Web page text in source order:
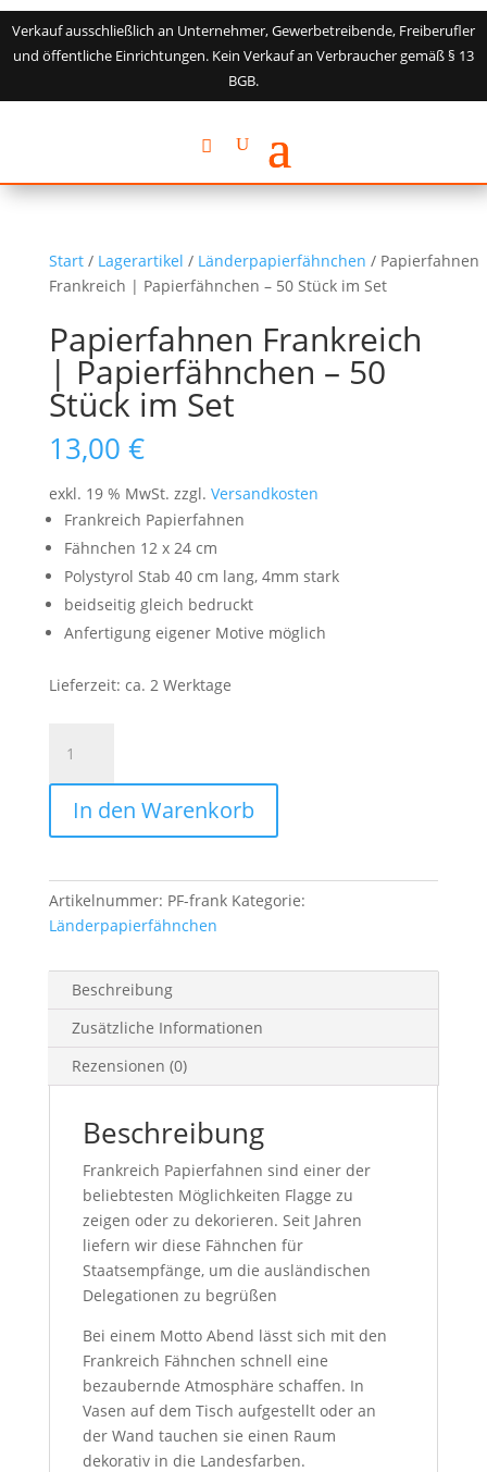
Verkauf ausschließlich an Unternehmer, Gewerbetreibende, Freiberufler
und öffentliche Einrichtungen. Kein Verkauf an Verbraucher gemäß § 13
BGB.
Start/ Lagerartikel / Länderpapierfähnchen / Papierfahnen
Frankreich | Papierfähnchen – 50 Stück im Set
Papierfahnen Frankreich
| Papierfähnchen – 50
Stück im Set
13,00 €
exkl. 19 % MwSt. zzgl. Versandkosten
Frankreich Papierfahnen
Fähnchen 12 x 24 cm
Polystyrol Stab 40 cm lang, 4mm stark
beidseitig gleich bedruckt
Anfertigung eigener Motive möglich
Lieferzeit: ca. 2 Werktage
Frankreich
|
Papierfähnchen
-
Stück
im
Set
In den Warenkorb
Artikelnummer: PF-frank Kategorie:
Länderpapierfähnchen
Beschreibung
Zusätzliche Informationen
Rezensionen (0)
Beschreibung
Frankreich Papierfahnen sind einer der
beliebtesten Möglichkeiten Flagge zu
zeigen oder zu dekorieren. Seit Jahren
liefern wir diese Fähnchen für
Staatsempfänge, um die ausländischen
Delegationen zu begrüßen
Bei einem Motto Abend lässt sich mit den
Frankreich Fähnchen schnell eine
bezaubernde Atmosphäre schaffen. In
Vasen auf dem Tisch aufgestellt oder an
der Wand tauchen sie einen Raum
dekorativ in die Landesfarben.